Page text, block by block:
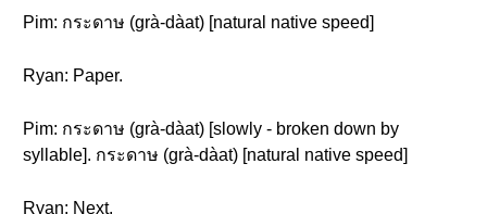
Pim: กระดาษ (grà-dàat) [natural native speed]
Ryan: Paper.
Pim: กระดาษ (grà-dàat) [slowly - broken down by
syllable]. กระดาษ (grà-dàat) [natural native speed]
Ryan: Next.